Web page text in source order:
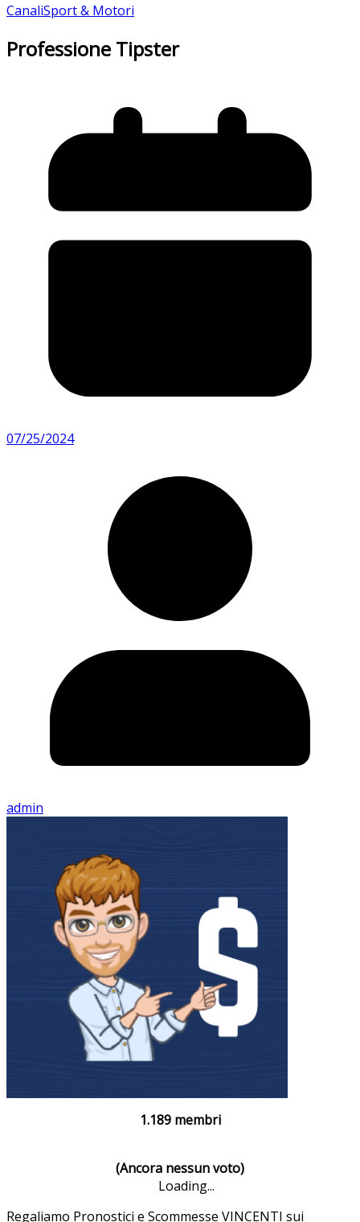
CanaliSport & Motori
Professione Tipster
07/25/2024
admin
1.189 membri
(Ancora nessun voto)
Loading...
Regaliamo Pronostici e Scommesse VINCENTI sui